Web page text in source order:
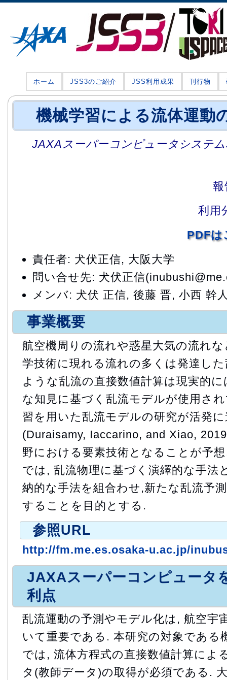
ホーム JSS3のご紹介 JSS利用成果 刊行物
機械学習による流体運動
JAXAスーパーコンピュータシステ
報
利用
PDFは
責任者: 犬伏正信, 大阪大学
問い合せ先: 犬伏正信
メンバ: 犬伏 正信, 後藤 晋, 小西 幹
事業概要
航空機周りの流れや惑星大気の流れ
学技術に現れる流れの多くは発達し
ような乱流の直接数値計算は現実的
な知見に基づく乱流モデルが使用さ
習を用いた乱流モデルの研究が活発
(Duraisamy, Iaccarino, and Xiao,
野における要素技術となることが予
では, 乱流物理に基づく演繹的な手法
納的な手法を組合わせ,新たな乱流予
することを目的とする.
参照URL
http://fm.me.es.osaka-u.ac.jp/
JAXAスーパーコンピュータ
利点
乱流運動の予測やモデル化は, 航空宇
いて重要である. 本研究の対象である
では, 流体方程式の直接数値計算によ
タ(教師データ)の取得が必須である.